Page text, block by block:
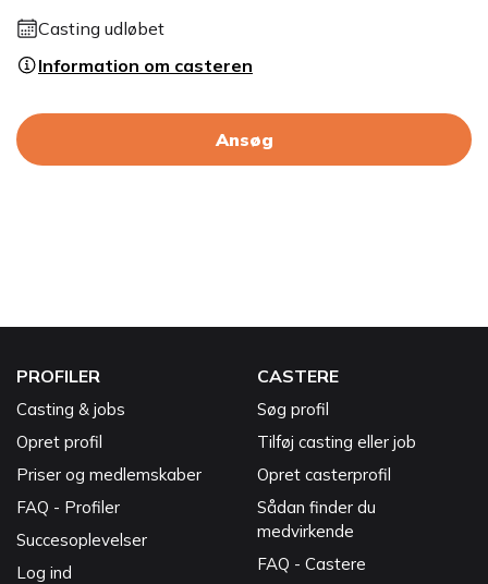
Casting udløbet
Information om casteren
Ansøg
PROFILER
Casting & jobs
Opret profil
Priser og medlemskaber
FAQ - Profiler
Succesoplevelser
Log ind
CASTERE
Søg profil
Tilføj casting eller job
Opret casterprofil
Sådan finder du
medvirkende
FAQ - Castere